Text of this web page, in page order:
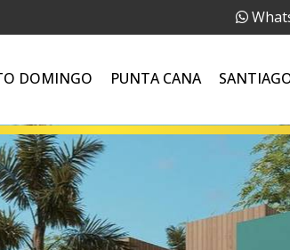
DOMINGO PUNTA CANA